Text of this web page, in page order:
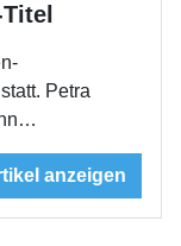
Petra
anzeigen